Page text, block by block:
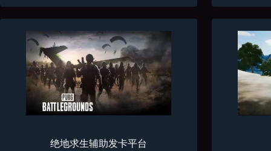
绝地求生辅助发卡平台